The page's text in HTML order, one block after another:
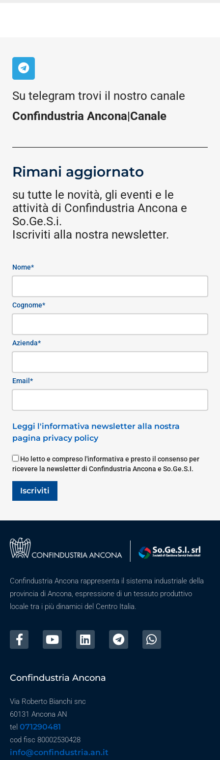
Su telegram trovi il nostro canale
Confindustria Ancona|Canale
Rimani aggiornato
su tutte le novità, gli eventi e le
attività di Confindustria Ancona e
So.Ge.S.i.
Iscriviti alla nostra newsletter.
Nome*
Cognome*
Azienda*
Email*
Leggi l'informativa newsletter alla nostra
pagina privacy policy
Ho letto e compreso l'informativa e presto il consenso per
ricevere la newsletter di Confindustria Ancona e So.Ge.S.I.
Iscriviti
Confindustria Ancona rappresenta il sistema industriale della
provincia di Ancona, espressione di un tessuto produttivo
locale tra i più dinamici del Centro Italia.
Confindustria Ancona
Via Roberto Bianchi snc
60131 Ancona AN
tel 071290481
cod fisc 80002530428
info@confindustria.an.it